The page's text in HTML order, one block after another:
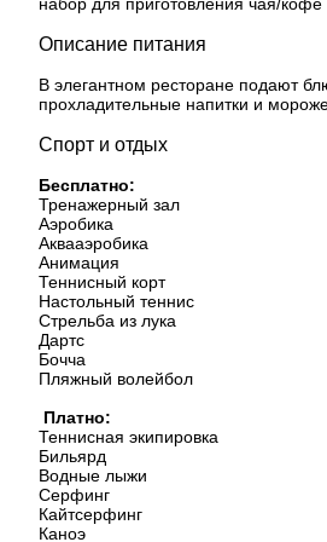
Описание питания
В элегантном ресторане подают
прохладительные напитки и
Спорт и отдых
Бесплатно:
Тренажерный зал
Аэробика
Аквааэробика
Анимация
Теннисный корт
Настольный теннис
Стрельба из лука
Дартс
Бочча
Пляжный волейбол
Платно:
Теннисная экипировка
Бильярд
Водные лыжи
Серфинг
Кайтсерфинг
Каноэ